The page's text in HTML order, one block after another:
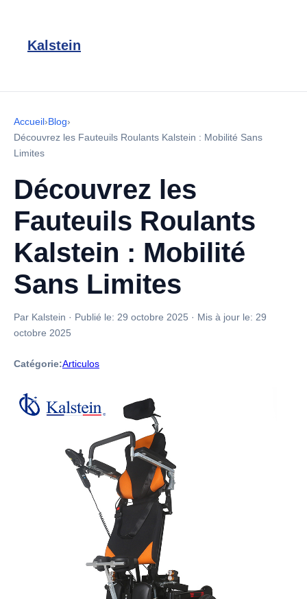
Kalstein
Accueil›Blog›
Découvrez les Fauteuils Roulants Kalstein : Mobilité Sans
Limites
Découvrez les
Fauteuils Roulants
Kalstein : Mobilité
Sans Limites
Par Kalstein · Publié le: 29 octobre 2025 · Mis à jour le: 29
octobre 2025
Catégorie:Articulos